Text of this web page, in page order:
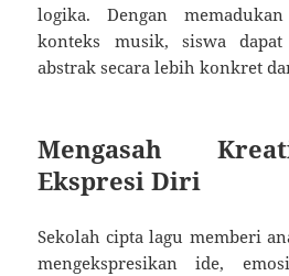
logika. Dengan
konteks musik, siswa
abstrak secara lebih konkret
Mengasah
Ekspresi Diri
Sekolah cipta lagu memberi
mengekspresikan ide,